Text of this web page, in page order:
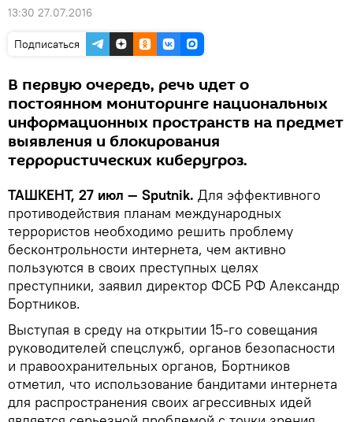
13:30 27.07.2016
Подписаться
В первую очередь, речь идет о
постоянном мониторинге национальных
информационных пространств на предмет
выявления и блокирования
террористических киберугроз.
ТАШКЕНТ, 27 июл — Sputnik. Для эффективного
противодействия планам международных
террористов необходимо решить проблему
бесконтрольности интернета, чем активно
пользуются в своих преступных целях
преступники, заявил директор ФСБ РФ Александр
Бортников.
Выступая в среду на открытии 15-го совещания
руководителей спецслужб, органов безопасности
и правоохранительных органов, Бортников
отметил, что использование бандитами интернета
для распространения своих агрессивных идей